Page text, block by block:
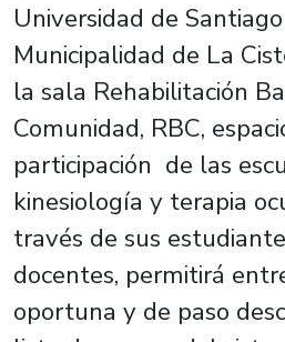
Universidad de
Municipalidad de La
la sala Rehabilitación
Comunidad, RBC,
participación de las
kinesiología y terapia
través de sus
docentes, permitirá
oportuna y de paso